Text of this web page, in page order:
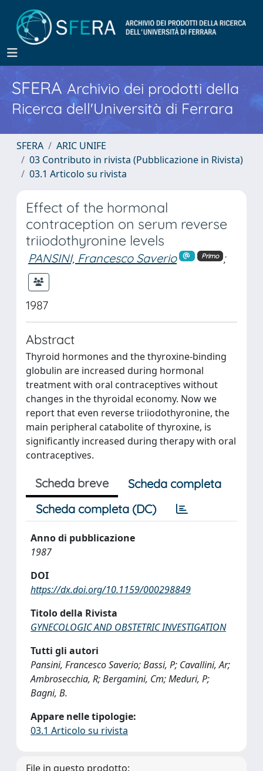
SFERA Archivio dei prodotti della
Ricerca dell'Università di Ferrara
SFERA
ARIC UNIFE
03 Contributo in rivista (Pubblicazione in Rivista)
03.1 Articolo su rivista
Effect of the hormonal
contraception on serum reverse
triiodothyronine levels
PANSINI, Francesco Saverio Primo ;
1987
Abstract
Thyroid hormones and the thyroxine-binding
globulin are increased during hormonal
treatment with oral contraceptives without
changes in the thyroidal economy. Now we
report that even reverse triiodothyronine, the
main peripheral catabolite of thyroxine, is
significantly increased during therapy with oral
contraceptives.
Scheda breve
Scheda completa
Scheda completa (DC)
Anno di pubblicazione
1987
DOI
https://dx.doi.org/10.1159/000298849
Titolo della Rivista
GYNECOLOGIC AND OBSTETRIC INVESTIGATION
Tutti gli autori
Pansini, Francesco Saverio; Bassi, P; Cavallini, Ar;
Ambrosecchia, R; Bergamini, Cm; Meduri, P;
Bagni, B.
Appare nelle tipologie:
03.1 Articolo su rivista
File in questo prodotto: